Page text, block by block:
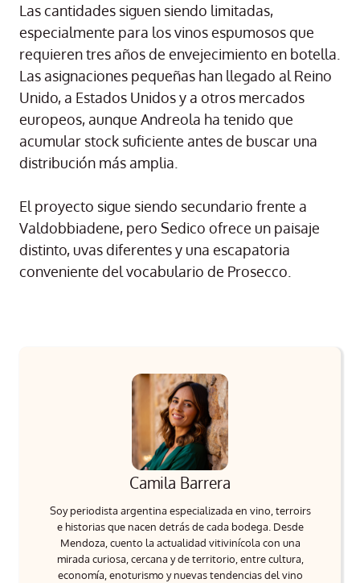
Las cantidades siguen siendo limitadas,
especialmente para los vinos espumosos que
requieren tres años de envejecimiento en botella.
Las asignaciones pequeñas han llegado al Reino
Unido, a Estados Unidos y a otros mercados
europeos, aunque Andreola ha tenido que
acumular stock suficiente antes de buscar una
distribución más amplia.
El proyecto sigue siendo secundario frente a
Valdobbiadene, pero Sedico ofrece un paisaje
distinto, uvas diferentes y una escapatoria
conveniente del vocabulario de Prosecco.
Camila Barrera
Soy periodista argentina especializada en vino, terroirs
e historias que nacen detrás de cada bodega. Desde
Mendoza, cuento la actualidad vitivinícola con una
mirada curiosa, cercana y de territorio, entre cultura,
economía, enoturismo y nuevas tendencias del vino